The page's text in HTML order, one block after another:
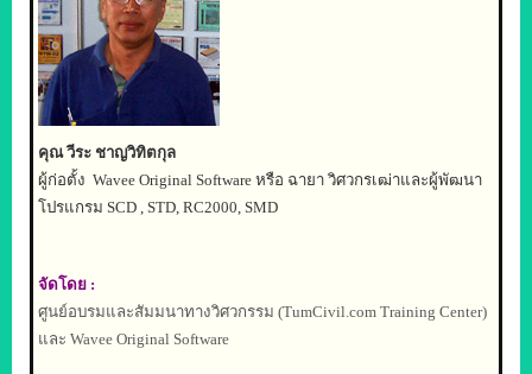
คุณ วีระ ชาญวิทิตกุล
ผู้ก่อตั้ง Wavee Original Software หรือ ฉายา วิศวกรเฒ่าและผู้พัฒนา
โปรแกรม SCD , STD, RC2000, SMD
จัดโดย :
ศูนย์อบรมและสัมมนาทางวิศวกรรม (TumCivil.com Training Center)
และ Wavee Original Software